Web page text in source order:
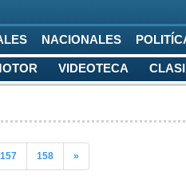
NACIONALES
VIDEOTECA
157 158 »